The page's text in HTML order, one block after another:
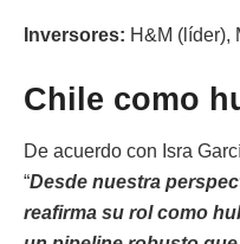
Inversores: H&M (líder),
Chile como
De acuerdo con Isra
“Desde nuestra
reafirma su rol como